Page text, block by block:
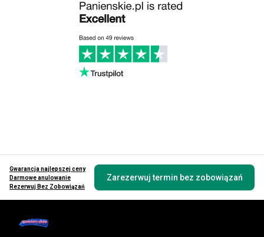
Gwarancja najlepszej ceny
Darmowe anulowanie
Rezerwuj Bez Zobowiązań
Zarezerwuj termin bez zobowiązań